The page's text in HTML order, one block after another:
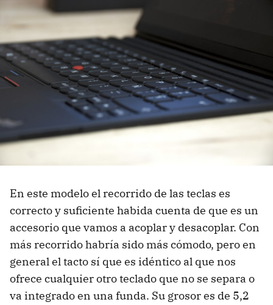
En este modelo el recorrido de las teclas es
correcto y suficiente habida cuenta de que es un
accesorio que vamos a acoplar y desacoplar. Con
más recorrido habría sido más cómodo, pero en
general el tacto sí que es idéntico al que nos
ofrece cualquier otro teclado que no se separa o
va integrado en una funda. Su grosor es de 5,2